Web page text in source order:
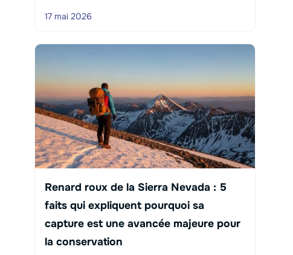
17 mai 2026
Renard roux de la Sierra Nevada : 5
faits qui expliquent pourquoi sa
capture est une avancée majeure pour
la conservation